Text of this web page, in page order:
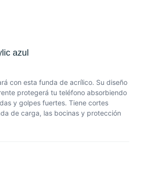
azul
con esta funda de acrílico. Su diseño
protegerá tu teléfono absorbiendo
y golpes fuertes. Tiene cortes
de carga, las bocinas y protección